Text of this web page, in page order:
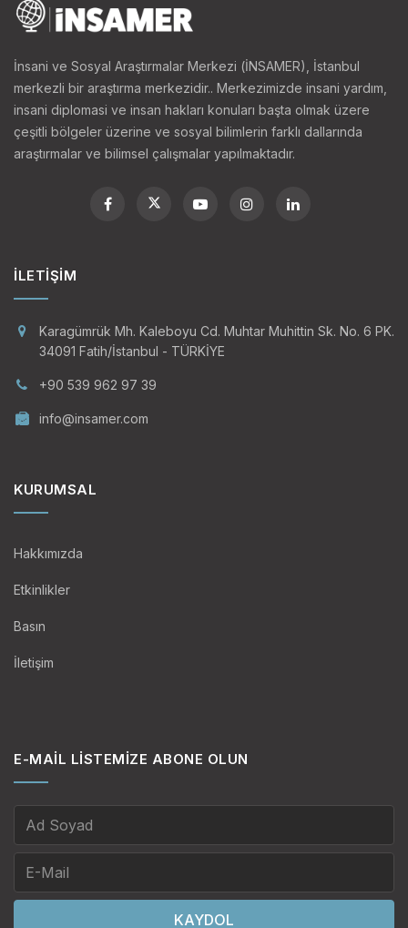
İnsani ve Sosyal Araştırmalar Merkezi (İNSAMER), İstanbul
merkezli bir araştırma merkezidir.. Merkezimizde insani yardım,
insani diplomasi ve insan hakları konuları başta olmak üzere
çeşitli bölgeler üzerine ve sosyal bilimlerin farklı dallarında
araştırmalar ve bilimsel çalışmalar yapılmaktadır.
İLETIŞIM
Karagümrük Mh. Kaleboyu Cd. Muhtar Muhittin Sk. No. 6 PK.
34091 Fatih/İstanbul - TÜRKİYE
+90 539 962 97 39
info@insamer.com
KURUMSAL
Hakkımızda
Etkinlikler
Basın
İletişim
E-MAIL LISTEMIZE ABONE OLUN
KAYDOL